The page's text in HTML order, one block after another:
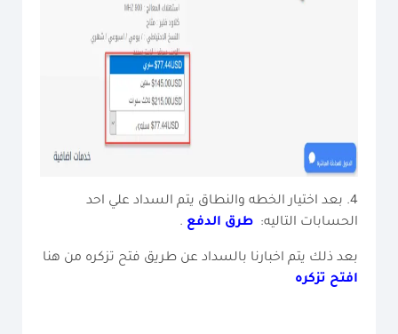
4. بعد اختيار الخطه والنطاق يتم السداد علي احد
الحسابات التاليه:طرق الدفع .
بعد ذلك يتم اخبارنا بالسداد عن طريق فتح تزكره من هنا
افتح تزكره